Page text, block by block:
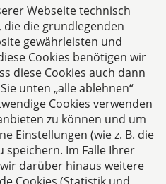
anzeigen
Webseite technisch
die die grundlegenden
gewährleisten und
Cookies benötigen wir
diese Cookies auch dann
unten „alle ablehnen“
Cookies verwenden
zu können und um
Einstellungen (wie z. B. die
speichern. Im Falle Ihrer
darüber hinaus weitere